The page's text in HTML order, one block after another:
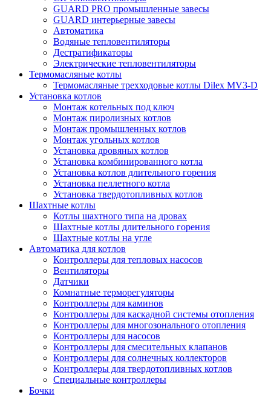
GUARD PRO промышленные завесы
GUARD интерьерные завесы
Автоматика
Водяные тепловентиляторы
Дестратификаторы
Электрические тепловентиляторы
Термомасляные котлы
Термомасляные трехходовые котлы Dilex MV3-D
Установка котлов
Монтаж котельных под ключ
Монтаж пиролизных котлов
Монтаж промышленных котлов
Монтаж угольных котлов
Установка дровяных котлов
Установка комбинированного котла
Установка котлов длительного горения
Установка пеллетного котла
Установка твердотопливных котлов
Шахтные котлы
Котлы шахтного типа на дровах
Шахтные котлы длительного горения
Шахтные котлы на угле
Автоматика для котлов
Контроллеры для тепловых насосов
Вентиляторы
Датчики
Комнатные терморегуляторы
Контроллеры для каминов
Контроллеры для каскадной системы отопления
Контроллеры для многозонального отопления
Контроллеры для насосов
Контроллеры для смесительных клапанов
Контроллеры для солнечных коллекторов
Контроллеры для твердотопливных котлов
Специальные контроллеры
Бочки